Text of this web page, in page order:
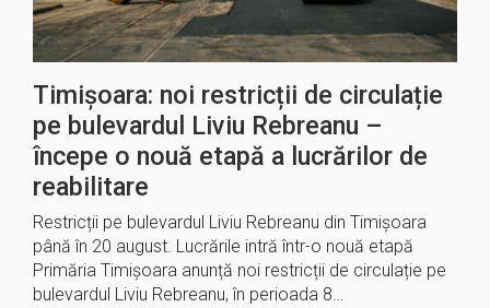
Timișoara: noi restricții de circulație
pe bulevardul Liviu Rebreanu –
începe o nouă etapă a lucrărilor de
reabilitare
Restricții pe bulevardul Liviu Rebreanu din Timișoara
până în 20 august. Lucrările intră într-o nouă etapă
Primăria Timișoara anunță noi restricții de circulație pe
bulevardul Liviu Rebreanu, în perioada 8…